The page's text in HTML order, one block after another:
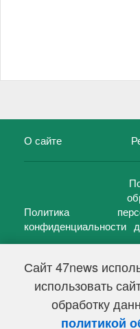
Сайт 47news
использовать
обработку
политикой
О сайте
Политика
конфиденциальности
47 новостей (47 news)
Свидетельство о
Федеральной службой по